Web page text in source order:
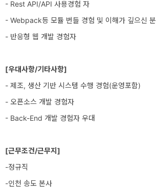
젝
트
관
데
언
- Rest API/API 사용경험 자
- Webpack등 모듈 번들 경험 및 이해가 깊으신 분
- 반응형 웹 개발 경험자
[우대사항/기타사항]
- 제조, 생산 기반 시스템 수행 경험(운영포함)
- 오픈소스 개발 경험자
- Back-End 개발 경험자 우대
[근무조건/근무지]
-정규직
-인천 송도 본사